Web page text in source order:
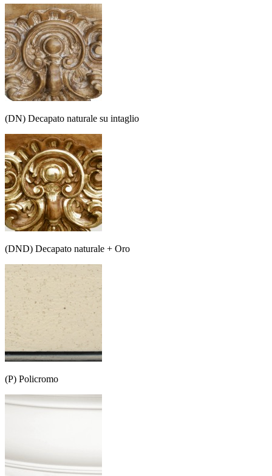
(DN) Decapato naturale su intaglio
(DND) Decapato naturale + Oro
(P) Policromo